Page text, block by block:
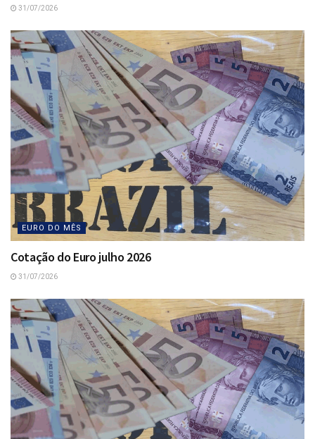
31/07/2026
EURO DO MÊS
Cotação do Euro julho 2026
31/07/2026